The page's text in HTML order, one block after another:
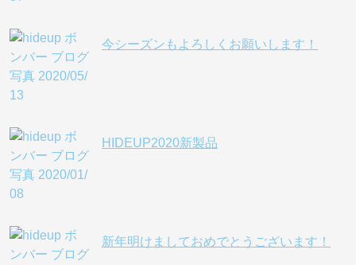
今シーズンもよろしくお願いします！
HIDEUP2020新製品
新年明けましておめでとうございます！